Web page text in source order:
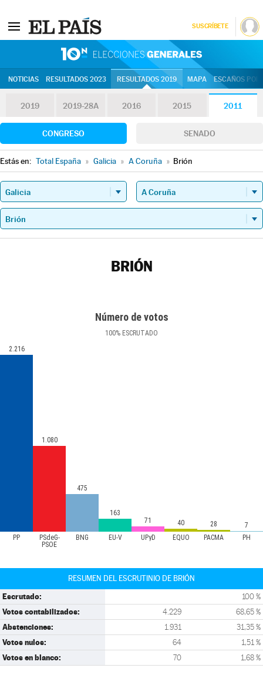
SUSCRÍBETE
NOTICIAS RESULTADOS 2023 RESULTADOS 2019 MAPA ESCAÑOS
2019 2019-28A 2016 2015 2011
CONGRESO SENADO
Estás en: Total España » Galicia » A Coruña » Brión
BRIÓN
Número de votos
100% ESCRUTADO
PP
PSdeG-
PSOE
BNG EU-V UPyD EQUO PACMA PH
2.216
1.080
475
163
71
40 28 7
RESUMEN DEL ESCRUTINIO DE BRIÓN
Escrutado: 100 %
Votos contabilizados: 4.229 68,65 %
Abstenciones: 1.931 31,35 %
Votos nulos: 64 1,51 %
Votos en blanco: 70 1,68 %